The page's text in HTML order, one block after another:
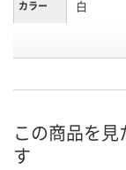
カラー 白
この商品を
す